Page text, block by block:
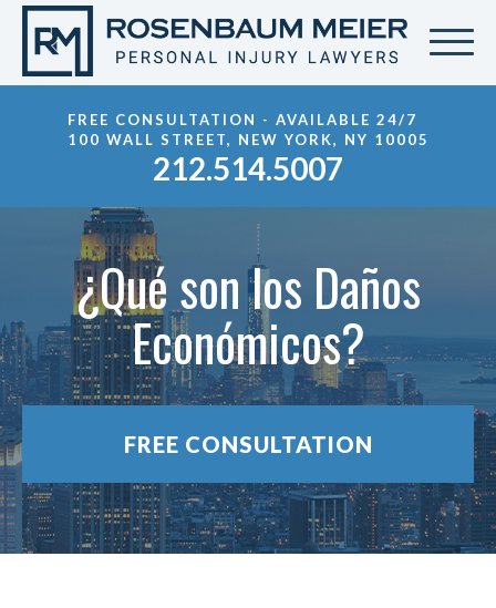
FREE CONSULTATION - AVAILABLE 24/7
100 WALL STREET, NEW YORK, NY 10005
212.514.5007
¿Qué son los Daños
Económicos?
FREE CONSULTATION